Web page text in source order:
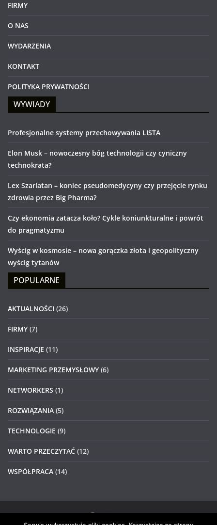
FIRMY
O NAS
WYDARZENIA
KONTAKT
POLITYKA PRYWATNOŚCI
WYWIADY
Profesjonalne systemy przechowywania LISTA
Elon Musk – nowoczesny bóg technologii czy cyniczny
technokrata?
Lex Szarlatan – koniec pseudomedycyny czy przejęcie rynku
zdrowia przez Big Pharma?
Czy ekonomia zatacza koło? Cykle koniunkturalne i powrót
do pragmatyzmu
Wyścig w kosmosie – nowa gorączka złota i geopolityczny
wyścig tytanów
POPULARNE
AKTUALNOŚCI (26)
FIRMY (7)
INSPIRACJE (11)
MARKETING PRZEMYSŁOWY (6)
NETWORKERS (1)
ROZWIĄZANIA (5)
TECHNOLOGIE (9)
WARTO PRZECZYTAĆ (12)
WSPÓŁPRACA (14)